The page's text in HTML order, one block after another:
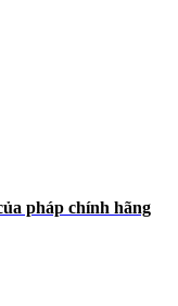
pháp chính hãng